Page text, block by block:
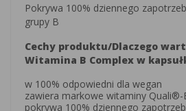
Pokrywa 100% dziennego
grupy B
Cechy produktu/Dlaczego
Witamina B Complex w
w 100% odpowiedni dla wegan
zawiera markowe witaminy Quali®-
pokrywa 100% dziennego